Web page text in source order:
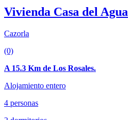
Vivienda Casa del Agua
Cazorla
(0)
A 15.3 Km de Los Rosales.
Alojamiento entero
4 personas